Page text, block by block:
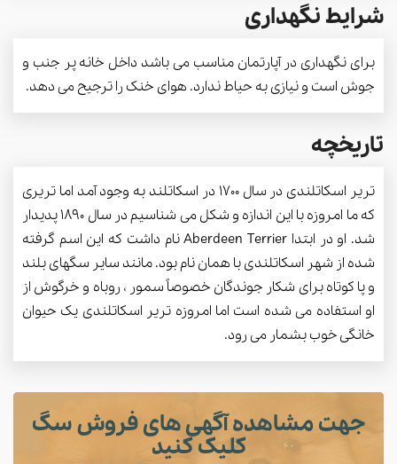
شرایط نگهداری
برای نگهداری در آپارتمان مناسب می باشد داخل خانه پر جنب و
جوش است و نیازی به حیاط ندارد. هوای خنک را ترجیح می دهد.
تاریخچه
تریر اسکاتلندی در سال 1700 در اسکاتلند به وجود آمد اما تریری
که ما امروزه با این اندازه و شکل می شناسیم در سال 1890 پدیدار
شد. او در ابتدا Aberdeen Terrier نام داشت که این اسم گرفته
شده از شهر اسکاتلندی با همان نام بود. مانند سایر سگهای بلند
و پا کوتاه برای شکار جوندگان خصوصاً سمور ، روباه و خرگوش از
او استفاده می شده است اما امروزه تریر اسکاتلندی یک حیوان
خانگی خوب بشمار می رود.
جهت مشاهده آگهی های فروش سگ
کلیک کنید